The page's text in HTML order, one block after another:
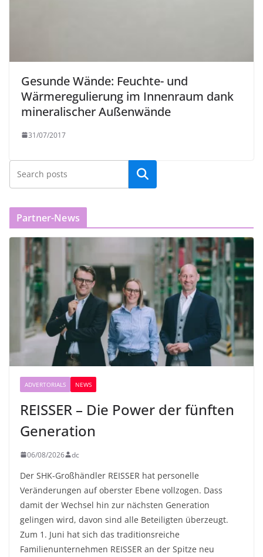
Gesunde Wände: Feuchte- und
Wärmeregulierung im Innenraum dank
mineralischer Außenwände
31/07/2017
Partner-News
ADVERTORIALS NEWS
REISSER – Die Power der fünften
Generation
06/08/2026 dc
Der SHK-Großhändler REISSER hat personelle
Veränderungen auf oberster Ebene vollzogen. Dass
damit der Wechsel hin zur nächsten Generation
gelingen wird, davon sind alle Beteiligten überzeugt.
Zum 1. Juni hat sich das traditionsreiche
Familienunternehmen REISSER an der Spitze neu